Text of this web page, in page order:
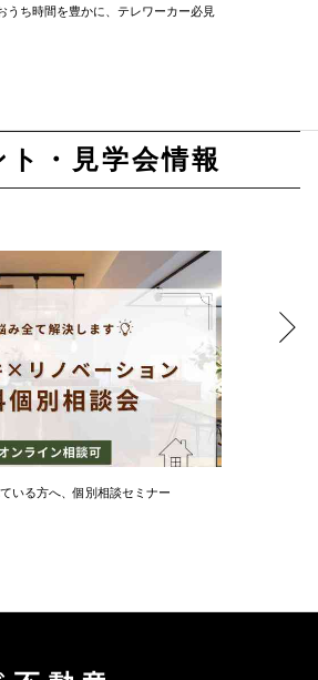
うち時間を豊かに、テレワーカー必見
ト・見学会情報
いる方へ、個別相談セミナー